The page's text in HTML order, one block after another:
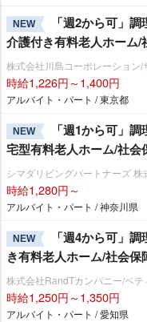
NEW
「週2から可」
介護付き有料老人ホーム/
株式会社川島コーポレーション/
時給1,226円～1,400円
アルバイト・パート / 東京都
NEW
「週1から可」
宅型有料老人ホーム/社会
シマダリビングパートナーズ
時給1,280円～
アルバイト・パート / 神奈川県
NEW
「週4から可」
き有料老人ホーム/社会保
株式会社RandTカンパニー/ベ
時給1,250円～1,350円
アルバイト・パート / 愛知県